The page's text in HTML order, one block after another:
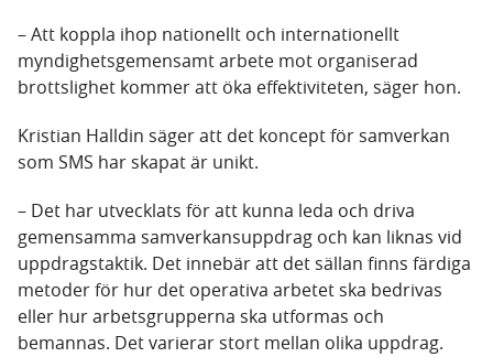
– Att koppla ihop nationellt och internationellt
myndighetsgemensamt arbete mot organiserad
brottslighet kommer att öka effektiviteten, säger hon.
Kristian Halldin säger att det koncept för samverkan
som SMS har skapat är unikt.
– Det har utvecklats för att kunna leda och driva
gemensamma samverkansuppdrag och kan liknas vid
uppdragstaktik. Det innebär att det sällan finns färdiga
metoder för hur det operativa arbetet ska bedrivas
eller hur arbetsgrupperna ska utformas och
bemannas. Det varierar stort mellan olika uppdrag.